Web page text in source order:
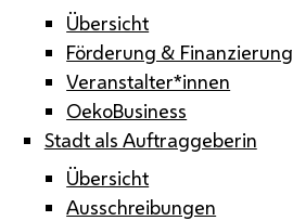
Übersicht
Förderung & Finanzierung
Veranstalter*innen
OekoBusiness
Stadt als Auftraggeberin
Übersicht
Ausschreibungen